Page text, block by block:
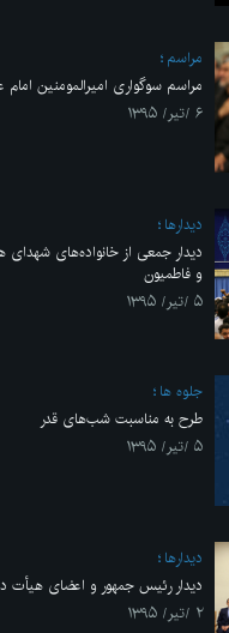
مراسم
مراسم سوگواری امیرالمومنین
۶ /تیر/ ۱۳۹۵
ديدارها
دیدار جمعی از خانواده‌های شهدای
و فاطمیون
۵ /تیر/ ۱۳۹۵
جلوه ها
طرح به مناسبت شب‌های قدر
۵ /تیر/ ۱۳۹۵
ديدارها
دیدار رئیس جمهور و اعضای هیأت
۲ /تیر/ ۱۳۹۵